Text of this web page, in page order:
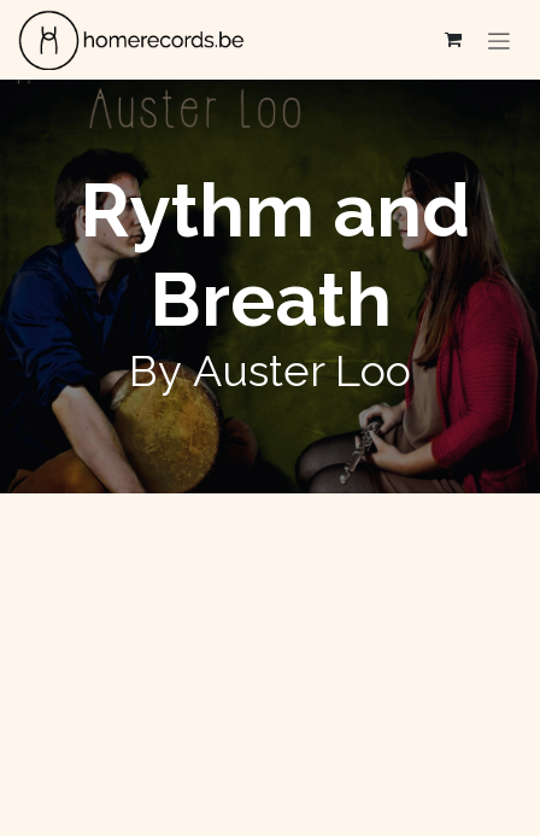
Se rendre au contenu
Rythm and
Breath
By Auster Loo